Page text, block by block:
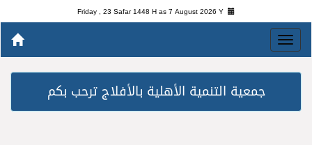
Friday , 23 Safar 1448 H as7 August 2026 Y
جمعية التنمية الأهلية بالأفلاج ترحب بكم